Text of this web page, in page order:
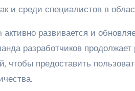
и среди специалистов в
развивается и
разработчиков
чтобы предоставить